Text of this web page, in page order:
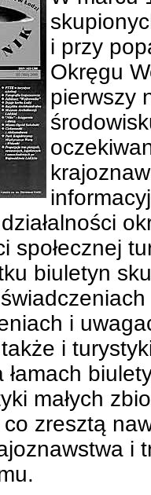
i przy
Okręgu
pierwszy
społecznej
biuletyn
i
i
łamach
małych
zresztą
i